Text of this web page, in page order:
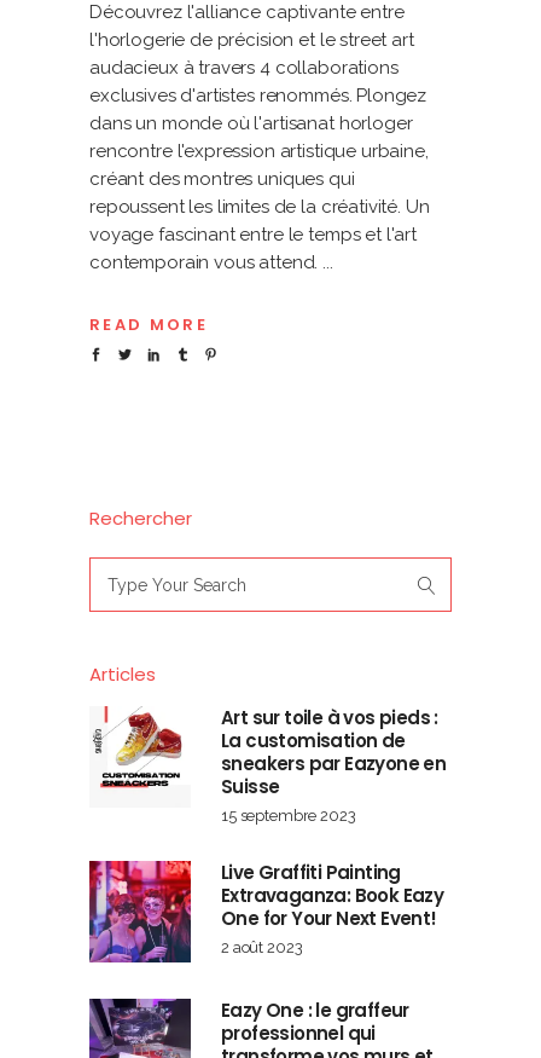
Découvrez l'alliance captivante entre
l'horlogerie de précision et le street art
audacieux à travers 4 collaborations
exclusives d'artistes renommés. Plongez
dans un monde où l'artisanat horloger
rencontre l'expression artistique urbaine,
créant des montres uniques qui
repoussent les limites de la créativité. Un
voyage fascinant entre le temps et l'art
contemporain vous attend.
READ MORE
Rechercher
for:
Articles
Art sur toile à vos pieds :
La customisation de
sneakers par Eazyone en
Suisse
15 septembre 2023
Live Graffiti Painting
Extravaganza: Book Eazy
One for Your Next Event!
2 août 2023
Eazy One : le graffeur
professionnel qui